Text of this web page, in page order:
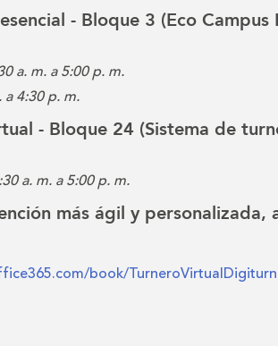
- Bloque 3 (Eco Campus
a. m. a 5:00 p. m.
a 4:30 p. m.
- Bloque 24 (Sistema de
a. m. a 5:00 p. m.
más ágil y personalizada,
book/